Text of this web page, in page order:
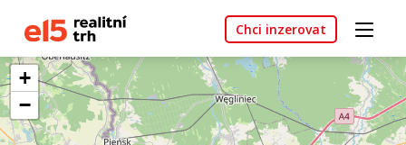
Chci inzerovat
+
−